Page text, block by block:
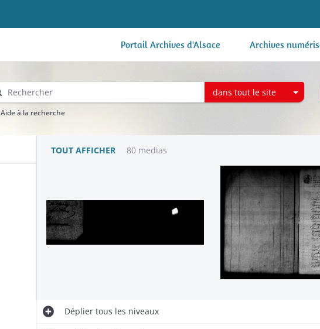
Portail Archives d'Alsace Archives
dans tout le site
Aide à la recherche
TOUT AFFICHER 80 medias
Dépliertous les niveaux